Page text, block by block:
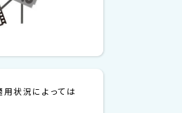
状況によっては